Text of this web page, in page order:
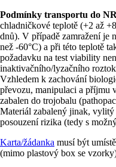
Podmínky transportu do
chladničkové teplotě (+2 až
dnů). V případě zamražení je
než -60°C) a při této teplotě
požadavku na test viability
inaktivačního/lyzačního
Vzhledem k zachování
převozu, manipulaci a příjmu
zabalen do trojobalu
Materiál zabalený jinak, vylitý
posouzení rizika (tedy s
Karta/žádanka musí být
(mimo plastový box se